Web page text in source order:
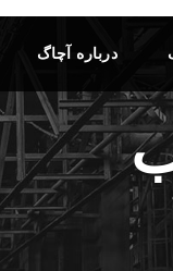
درباره آچاگ